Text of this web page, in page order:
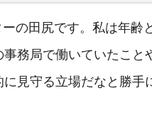
の田尻です。私は年
務局で働いていたこ
見守る立場だなと勝手